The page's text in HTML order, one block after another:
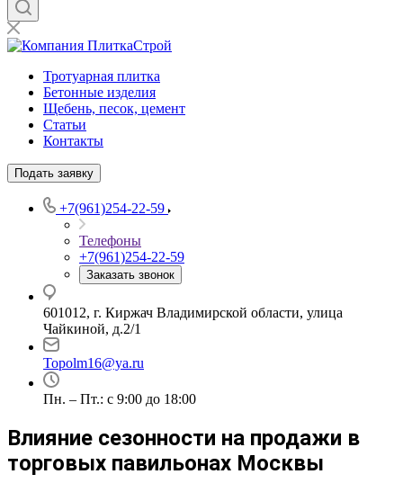
Тротуарная плитка
Бетонные изделия
Щебень, песок, цемент
Статьи
Контакты
Подать заявку
+7(961)254-22-59
Телефоны
+7(961)254-22-59
Заказать звонок
601012, г. Киржач Владимирской области, улица
Чайкиной, д.2/1
Topolm16@ya.ru
Пн. – Пт.: с 9:00 до 18:00
Влияние сезонности на продажи в
торговых павильонах Москвы